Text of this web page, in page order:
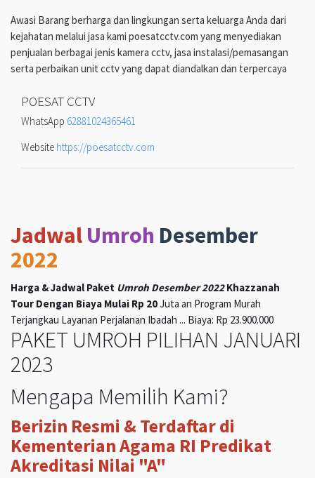
Awasi Barang berharga dan lingkungan serta keluarga Anda dari
kejahatan melalui jasa kami poesatcctv.com yang menyediakan
penjualan berbagai jenis kamera cctv, jasa instalasi/pemasangan
serta perbaikan unit cctv yang dapat diandalkan dan terpercaya
POESAT CCTV
WhatsApp 62881024365461
Website https://poesatcctv.com
Jadwal Umroh Desember
2022
Harga & Jadwal Paket Umroh Desember 2022Khazzanah
Tour Dengan Biaya Mulai Rp 20Juta an Program Murah
Terjangkau Layanan Perjalanan Ibadah ... Biaya: Rp 23.900.000
PAKET UMROH PILIHAN JANUARI
2023
Mengapa Memilih Kami?
Berizin Resmi & Terdaftar di
Kementerian Agama RI Predikat
Akreditasi Nilai "A"